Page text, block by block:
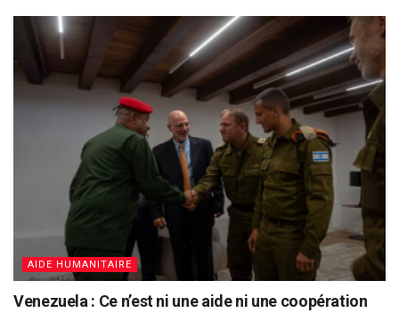
AIDE HUMANITAIRE
Venezuela : Ce n’est ni une aide ni une coopération